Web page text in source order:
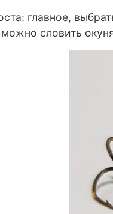
главное,
словить